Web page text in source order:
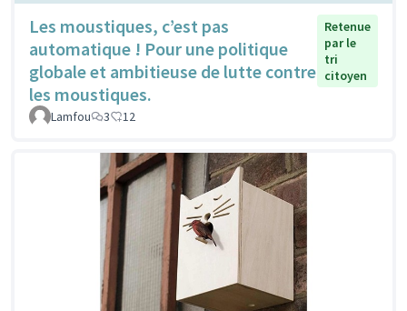
Les moustiques, c’est pas
automatique ! Pour une politique
globale et ambitieuse de lutte contre
les moustiques.
Retenue
par le
tri
citoyen
Lamfou 3 12